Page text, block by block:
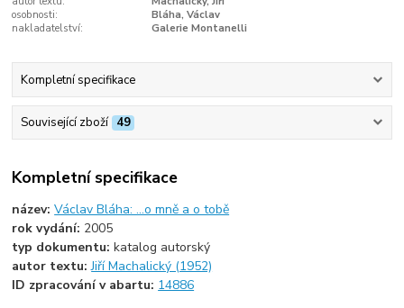
osobnosti:
Bláha, Václav
nakladatelství:
Galerie Montanelli
Kompletní specifikace
Související zboží 49
Kompletní specifikace
název:Václav Bláha: ...o mně a o tobě
rok vydání: 2005
typ dokumentu:katalog autorský
autor textu:Jiří Machalický (1952)
ID zpracování v abartu: 14886